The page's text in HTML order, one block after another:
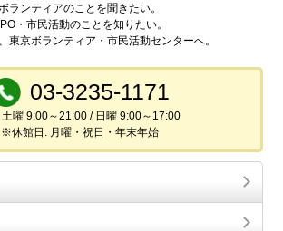
ボランティアのことを聞きたい。
・市民活動のことを知りたい。
東京ボランティア・市民活動センターへ。
03-3235-1171
土曜 9:00～21:00 / 日曜 9:00～17:00
※休館日: 月曜・祝日・年末年始